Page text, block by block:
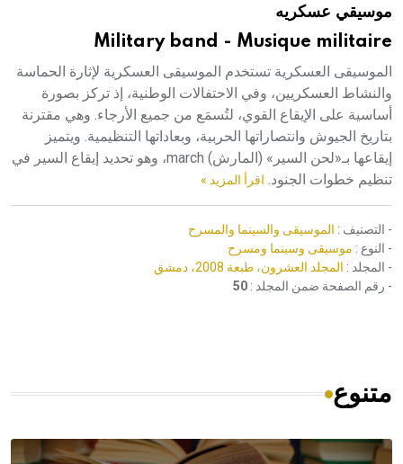
هيئة الموسوعة العربية تطلق موسوعات جديدة في عام 2026موسيقي عسكريه
Military band - Musique militaire
الموسيقى العسكرية تستخدم الموسيقى العسكرية لإثارة الحماسة
والنشاط العسكريين، وفي الاحتفالات الوطنية، إذ تركز بصورة
أساسية على الإيقاع القوي، لتُسمَع من جميع الأرجاء. وهي مقترنة
بتاريخ الجيوش وانتصاراتها الحربية، وبعاداتها التنظيمية. ويتميز
إيقاعها بـ«لحن السير» (المارش) march، وهو تحديد إيقاع السير في
تنظيم خطوات الجنود. اقرأ المزيد »
- التصنيف : الموسيقى والسينما والمسرح
- النوع : موسيقى وسينما ومسرح
- المجلد : المجلد العشرون، طبعة 2008، دمشق
- رقم الصفحة ضمن المجلد : 50
متنوع